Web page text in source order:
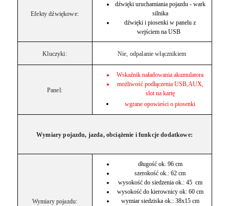
Efekty dźwiękowe:
dźwięki uruchamiania pojazdu - wark
silnika
dźwięki i piosenki w panelu z
wejściem na USB
Kluczyki: Nie, odpalanie włącznikiem
Panel:
Wskaźnik naładowania akumulatora
możliwość podłączenia USB,AUX,
slot na kartę
wgrane opowieści o piosenki
Wymiary pojazdu, jazda, obciążenie i funkcje dodatkowe:
Wymiary pojazdu:
długość ok. 96 cm
szerokość ok.: 62 cm
wysokość do siedzenia ok.: 45 cm
wysokość do kierownicy ok: 60 cm
wymiar siedziska ok.: 38x15 cm